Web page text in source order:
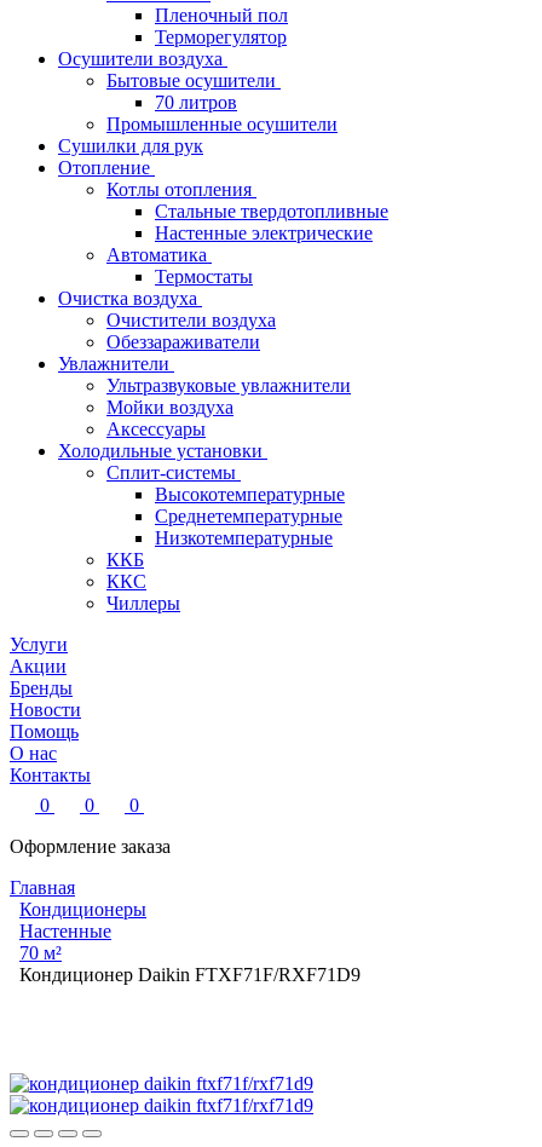
Пленочный пол
Терморегулятор
Осушители воздуха
Бытовые осушители
70 литров
Промышленные осушители
Сушилки для рук
Отопление
Котлы отопления
Стальные твердотопливные
Настенные электрические
Автоматика
Термостаты
Очистка воздуха
Очистители воздуха
Обеззараживатели
Увлажнители
Ультразвуковые увлажнители
Мойки воздуха
Аксессуары
Холодильные установки
Сплит-системы
Высокотемпературные
Среднетемпературные
Низкотемпературные
ККБ
ККС
Чиллеры
Услуги
Акции
Бренды
Новости
Помощь
О нас
Контакты
0
0
0
Оформление заказа
Главная
Кондиционеры
Настенные
70 м²
Кондиционер Daikin FTXF71F/RXF71D9